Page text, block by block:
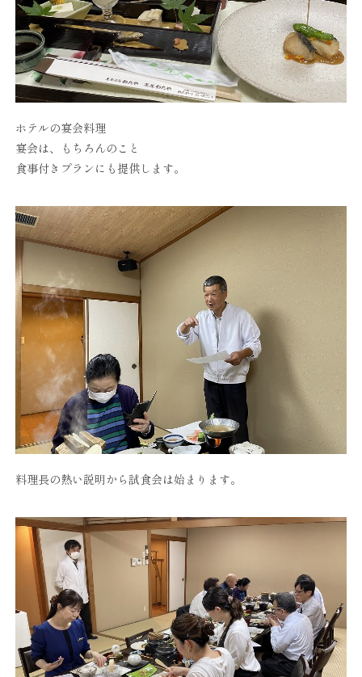
ホテルの宴会料理
宴会は、もちろんのこと
食事付きプランにも提供します。
料理長の熱い説明から試食会は始まります。